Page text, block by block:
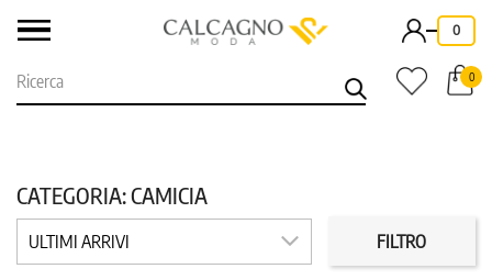
- 0
0
CATEGORIA: CAMICIA
MARCHI PREZZO
ULTIMI ARRIVI FILTRO